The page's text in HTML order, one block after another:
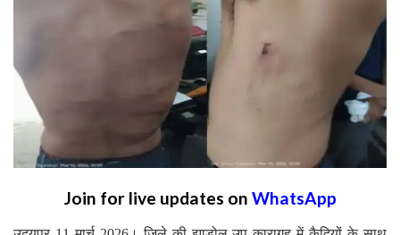
Join for live updates on WhatsApp